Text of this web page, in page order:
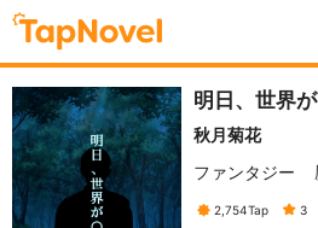
明日、世界
秋月菊花
ファンタジー
2,754Tap 3